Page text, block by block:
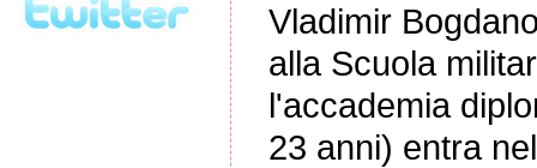
Vladimir
alla Scuola
l'accademia
23 anni) entra